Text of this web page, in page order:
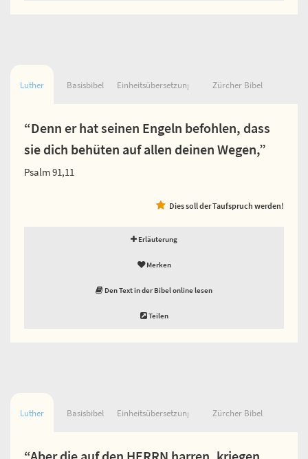
Luther Basisbibel Einheitsübersetzung Zürcher Bibel
“Denn er hat seinen Engeln befohlen, dass
sie dich behüten auf allen deinen Wegen,”
Psalm 91,11
Dies soll der Taufspruch werden!
Erläuterung
Merken
Den Text in der Bibel online lesen
Teilen
Luther Basisbibel Einheitsübersetzung Zürcher Bibel